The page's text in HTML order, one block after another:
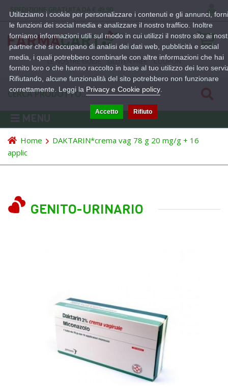
SPEDIZIONE GRATUITA DA € 49,90
LE NOSTRE GUIDE GLUTEN FREE COUPON
MENU
Home
DAKTARIN*crema vag 78 g 20 mg/g + 16
applic
GENITO-URINARIO
Utilizziamo i cookie per personalizzare i contenuti e gli annunci,
le funzioni dei social media e analizzare il nostro traffico. Inoltre
forniamo informazioni utili sul modo in cui utilizzi il nostro sito ai
partner che si occupano di analisi dei dati web, pubblicità e social
media, i quali potrebbero combinarle con altre informazioni che hai
fornito loro o che hanno raccolto in base al tuo utilizzo dei loro
Rifiutando, alcune funzionalità del sito potrebbero non funzionare
correttamente. Leggi la Privacy e Cookie policy
Accetto Rifiuto